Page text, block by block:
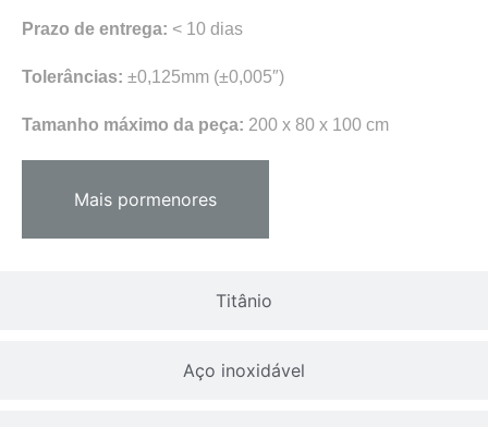
Titânio
Aço inoxidável
Prazo de entrega: < 10 dias
Tolerâncias: ±0,125mm (±0,005″)
Tamanho máximo da peça: 200 x 80 x 100 cm
Mais pormenores